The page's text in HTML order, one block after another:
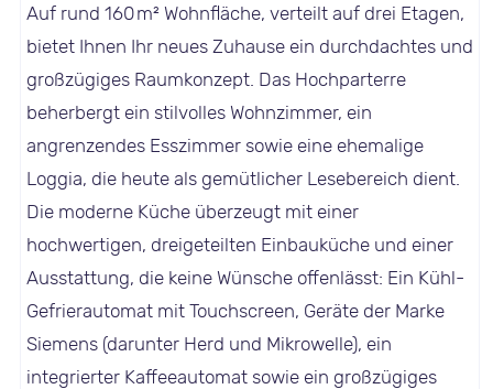
Auf rund 160 m² Wohnfläche, verteilt auf drei Etagen,
bietet Ihnen Ihr neues Zuhause ein durchdachtes und
großzügiges Raumkonzept. Das Hochparterre
beherbergt ein stilvolles Wohnzimmer, ein
angrenzendes Esszimmer sowie eine ehemalige
Loggia, die heute als gemütlicher Lesebereich dient.
Die moderne Küche überzeugt mit einer
hochwertigen, dreigeteilten Einbauküche und einer
Ausstattung, die keine Wünsche offenlässt: Ein Kühl-
Gefrierautomat mit Touchscreen, Geräte der Marke
Siemens (darunter Herd und Mikrowelle), ein
integrierter Kaffeeautomat sowie ein großzügiges